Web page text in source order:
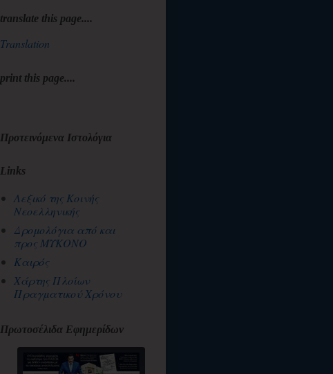
translate this page....
Translation
print this page....
Προτεινόμενα Ιστολόγια
Links
Λεξικό της Κοινής
Νεοελληνικής
Δρομολόγια από και
προς ΜΥΚΟΝΟ
Καιρός
Χάρτης Πλοίων
Πραγματικού Χρόνου
Πρωτοσέλιδα Εφημερίδων